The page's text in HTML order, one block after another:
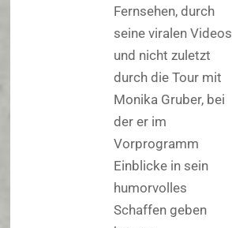
Fernsehen, durch
seine viralen Videos
und nicht zuletzt
durch die Tour mit
Monika Gruber, bei
der er im
Vorprogramm
Einblicke in sein
humorvolles
Schaffen geben